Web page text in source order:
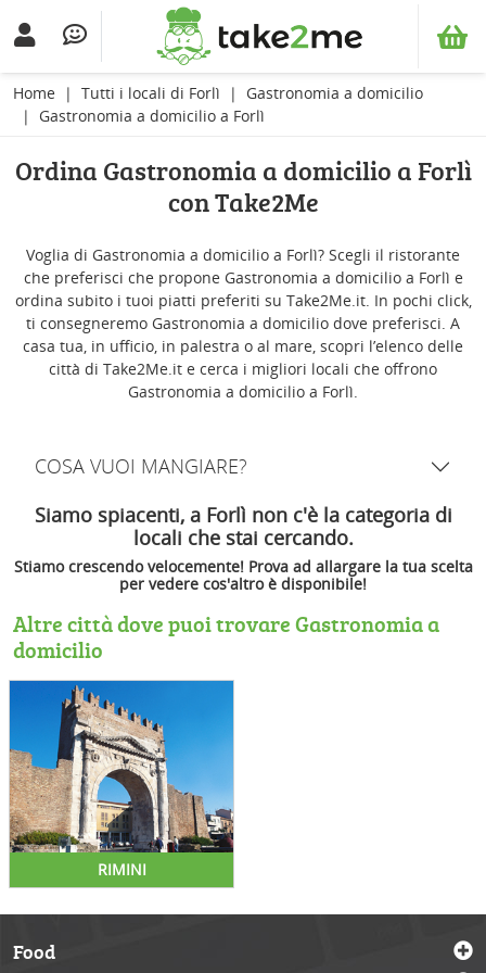
Home Tutti i locali di Forlì
Gastronomia a domicilio
Gastronomia a domicilio a Forlì
Ordina Gastronomia a domicilio a Forlì
con Take2Me
Voglia di Gastronomia a domicilio a Forlì? Scegli il ristorante
che preferisci che propone Gastronomia a domicilio a Forlì e
ordina subito i tuoi piatti preferiti su Take2Me.it. In pochi click,
ti consegneremo Gastronomia a domicilio dove preferisci. A
casa tua, in ufficio, in palestra o al mare, scopri l’elenco delle
città di Take2Me.it e cerca i migliori locali che offrono
Gastronomia a domicilio a Forlì.
COSA VUOI MANGIARE?
Siamo spiacenti, a Forlì non c'è la categoria di
locali che stai cercando.
Stiamo crescendo velocemente! Prova ad allargare la tua scelta
per vedere cos'altro è disponibile!
Altre città dove puoi trovare Gastronomia a
domicilio
RIMINI
Food